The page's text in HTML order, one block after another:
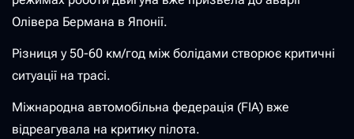
Олівера Бермана в Японії.
Різниця у 50-60 км/год між болідами створює критичні
ситуації на трасі.
Міжнародна автомобільна федерація (FIA) вже
відреагувала на критику пілота.